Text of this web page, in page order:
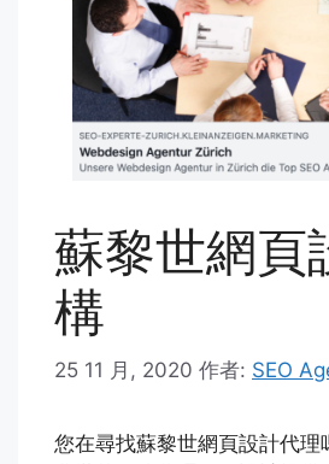
蘇黎世網頁
構
25 11 月, 2020 作者: SEO
您在尋找蘇黎世網頁設計代理